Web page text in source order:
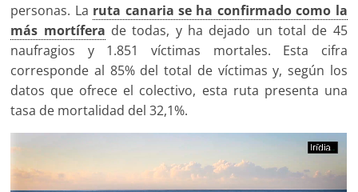
personas. La ruta canaria se ha confirmado como la
más mortífera de todas, y ha dejado un total de 45
naufragios y 1.851 víctimas mortales. Esta cifra
corresponde al 85% del total de víctimas y, según los
datos que ofrece el colectivo, esta ruta presenta una
tasa de mortalidad del 32,1%.